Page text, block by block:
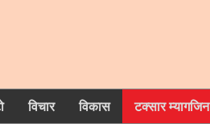
विचार विकास टक्सार म्यागजिन